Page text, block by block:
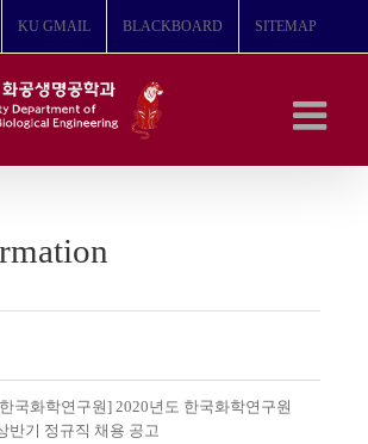
KU GMAIL BLACKBOARD SITEMAP
국화학연구원] 2020년도 한국화학연구원
반기 정규직 채용 공고